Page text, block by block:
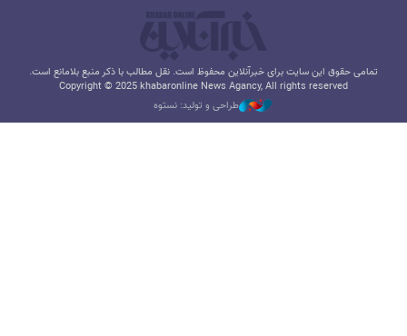
تمامی حقوق این سایت برای خبرآنلاین محفوظ است. نقل مطالب با ذکر منبع بلامانع است.
Copyright © 2025 khabaronline News Agancy, All rights reserved
طراحی و تولید: نستوه